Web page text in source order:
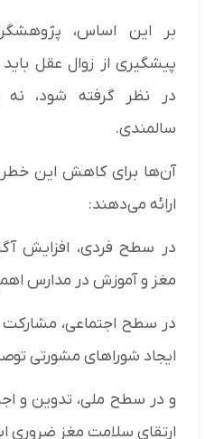
بر این اساس،
پیشگیری از زوال عقل
در نظر گرفته شود،
سالمندی.
آن‌ها برای کاهش این
ارائه می‌دهند:
در سطح فردی، افزایش
مغز و آموزش در مدارس
در سطح اجتماعی،
ایجاد شوراهای مشورتی
و در سطح ملی، تدوین و
ارتقای سلامت مغز ضروری